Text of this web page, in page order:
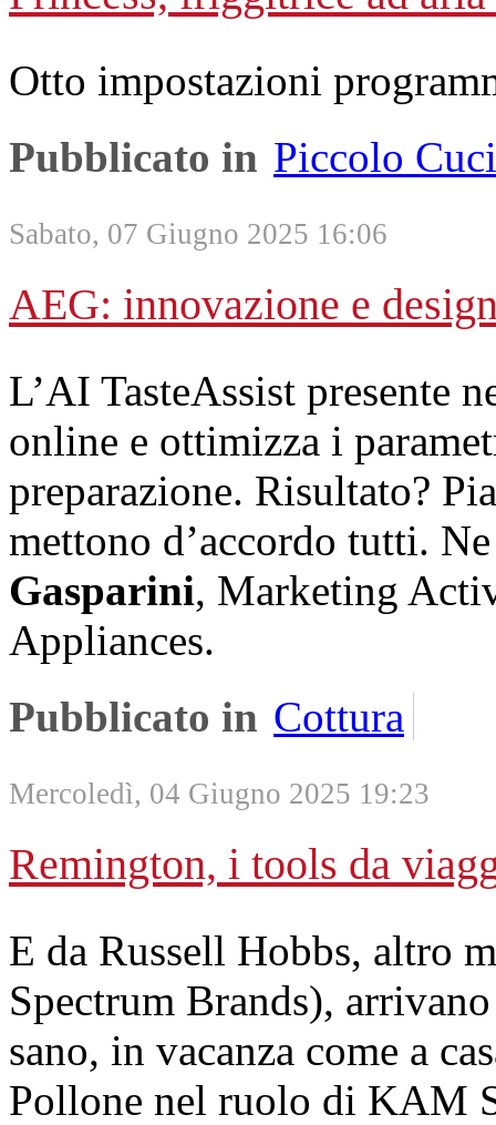
Otto impostazioni
Pubblicato in Piccolo
Sabato, 07 Giugno 2025 16:06
AEG: innovazione e
L’AI TasteAssist presente
online e ottimizza i
preparazione. Risultato?
mettono d’accordo tutti.
Gasparini, Marketing
Appliances.
Pubblicato in Cottura
Mercoledì, 04 Giugno 2025 19:23
Remington, i tools da
E da Russell Hobbs, altro
Spectrum Brands),
sano, in vacanza come a
Pollone nel ruolo di KAM